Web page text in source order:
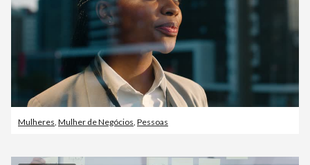
Mulheres Mulher de Negócios Pessoas